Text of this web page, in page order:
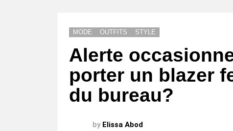
MODE OUTFITS STYLE
Alerte
porter un blazer
du bureau?
by Elissa Abod